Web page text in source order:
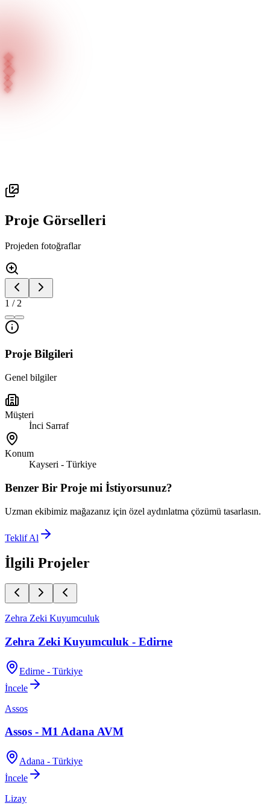
Proje Görselleri
Projeden fotoğraflar
1 / 2
Proje Bilgileri
Genel bilgiler
Müşteri
İnci Sarraf
Konum
Kayseri - Türkiye
Benzer Bir Proje mi İstiyorsunuz?
Uzman ekibimiz mağazanız için özel aydınlatma çözümü tasarlasın.
Teklif Al
İlgili Projeler
Zehra Zeki Kuyumculuk
Zehra Zeki Kuyumculuk - Edirne
Edirne - Türkiye
İncele
Assos
Assos - M1 Adana AVM
Adana - Türkiye
İncele
Lizay